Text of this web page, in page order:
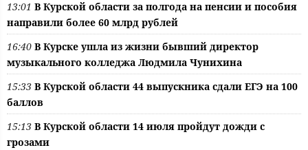
13:01 В Курской области за полгода на пенсии и пособия
направили более 60 млрд рублей
16:40 В Курске ушла из жизни бывший директор
музыкального колледжа Людмила Чунихина
15:33 В Курской области 44 выпускника сдали ЕГЭ на 100
баллов
15:13 В Курской области 14 июля пройдут дожди с
грозами